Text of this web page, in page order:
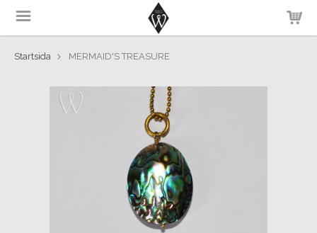
Startsida MERMAID'S TREASURE